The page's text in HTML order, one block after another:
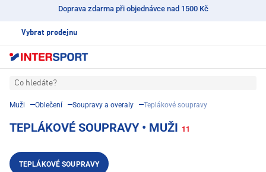
Doprava zdarma při objednávce nad 1500 Kč
Vybrat prodejnu
Co hledáte?
Muži Oblečení Soupravy a overaly Teplákové soupravy
TEPLÁKOVÉ SOUPRAVY • MUŽI 11
TEPLÁKOVÉ SOUPRAVY